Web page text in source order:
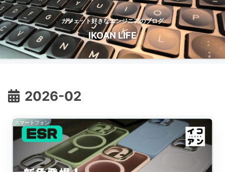
ガジェット好きなエンジニアのブログ
IKOAN LIFE
2026-02
スマートフォン